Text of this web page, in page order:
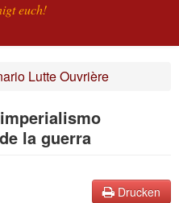
euch!
Lutte Ouvrière
la guerra
Drucken